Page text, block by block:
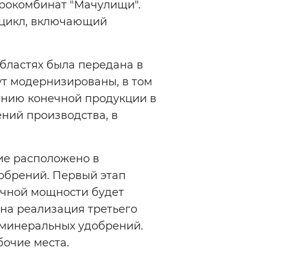
"Мачулищи".
цикл, включающий
была передана в
модернизированы, в том
конечной продукции в
производства, в
расположено в
Первый этап
мощности будет
реализация третьего
удобрений.
места.